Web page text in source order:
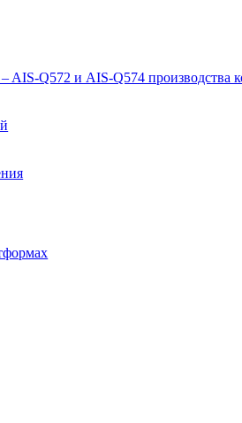
Q572 и AIS-Q574 производства